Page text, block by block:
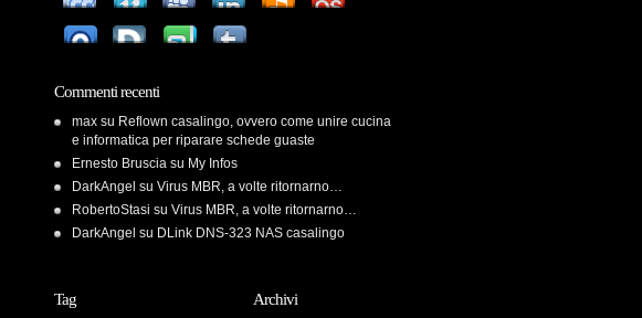
Commenti recenti
max su Reflown casalingo, ovvero come unire cucina
e informatica per riparare schede guaste
Ernesto Bruscia su My Infos
DarkAngel su Virus MBR, a volte ritornarno…
RobertoStasi su Virus MBR, a volte ritornarno…
DarkAngel su DLink DNS-323 NAS casalingo
Tag Archivi